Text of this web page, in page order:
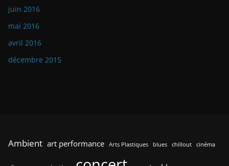
juin 2016
mai 2016
avril 2016
décembre 2015
Ambient art performance Arts Plastiques blues chillout cinéma